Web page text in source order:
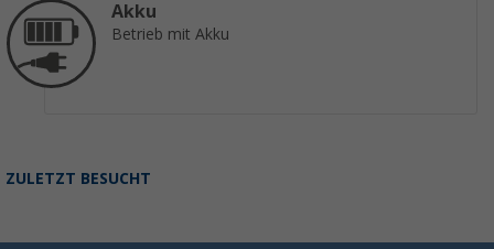
Akku
Betrieb mit Akku
ZULETZT BESUCHT